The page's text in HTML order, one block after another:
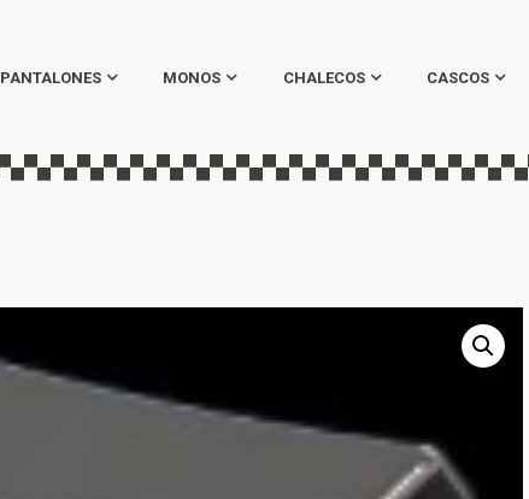
PANTALONES MONOS CHALECOS CASCOS